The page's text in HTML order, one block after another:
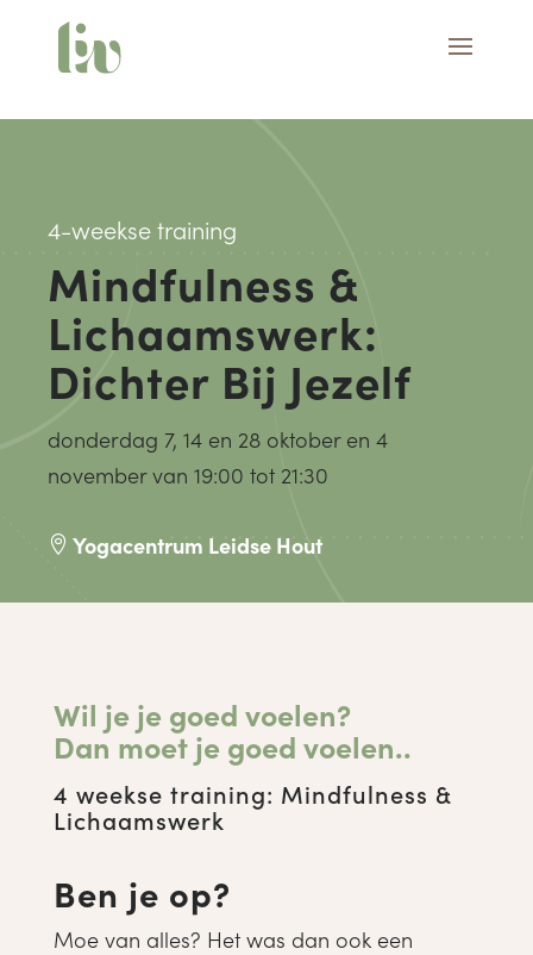
4-weekse training
Mindfulness &
Lichaamswerk:
Dichter Bij Jezelf
donderdag 7, 14 en 28 oktober en 4
november van 19:00 tot 21:30
 Yogacentrum Leidse Hout
Wil je je goed voelen?
Dan moet je goed voelen..
4 weekse training: Mindfulness &
Lichaamswerk
Ben je op?
Moe van alles? Het was dan ook een